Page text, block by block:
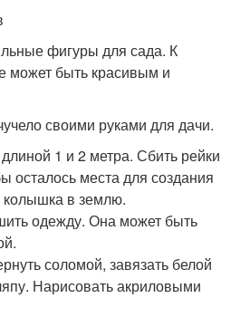
фигуры для сада. К
может быть красивым и
своими руками для дачи.
1 и 2 метра. Сбить рейки
осталось места для создания
колышка в землю.
одежду. Она может быть
соломой, завязать белой
Нарисовать акриловыми